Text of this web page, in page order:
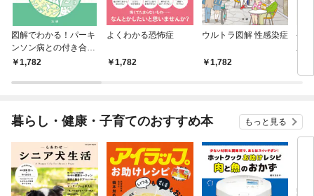
図解でわかる！パーキ
ンソン病との付き合い
方1,782
よくわかる恐怖症
1,782
ウルトラ図解 性感染症
1,782
や
暮らし・健康・子育てのおすすめ本 もっと見る